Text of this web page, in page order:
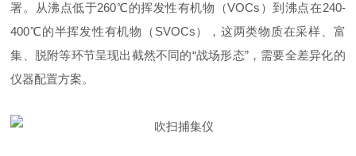
署。从沸点低于260℃的挥发性有机物（VOCs）到沸点在240-
400℃的半挥发性有机物（SVOCs），这两类物质在采样、富
集、脱附等环节呈现出截然不同的“战场形态”，需要全差异化的
仪器配置方案。